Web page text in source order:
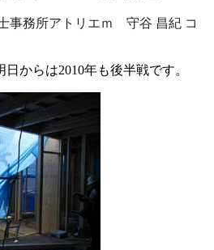
事務所アトリエｍ 守谷 昌紀 コ
からは2010年も後半戦です。